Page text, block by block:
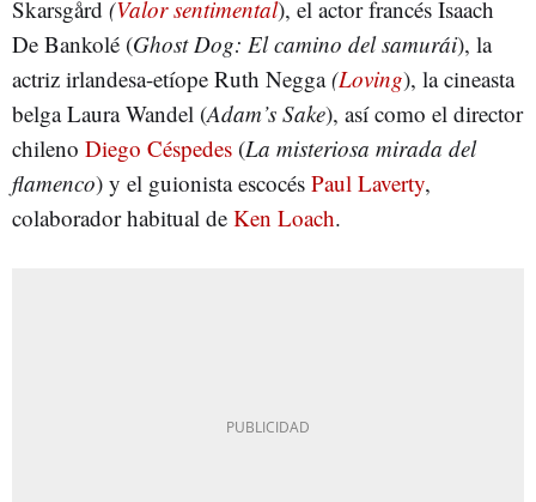
Skarsgård (Valor sentimental), el actor francés Isaach
De Bankolé (Ghost Dog: El camino del samurái), la
actriz irlandesa-etíope Ruth Negga(Loving), la cineasta
belga Laura Wandel (Adam’s Sake), así como el director
chileno Diego Céspedes (La misteriosa mirada del
flamenco) y el guionista escocés Paul Laverty,
colaborador habitual de Ken Loach.